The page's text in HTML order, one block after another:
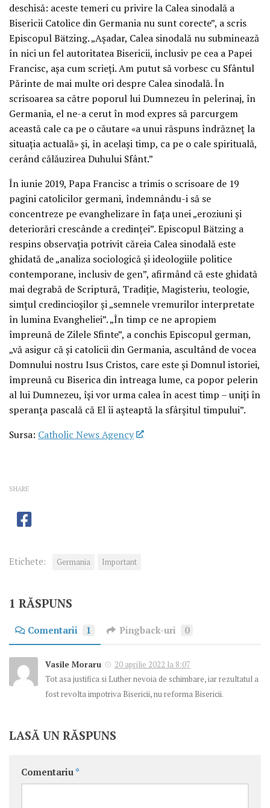
deschisă: aceste temeri cu privire la Calea sinodală a
Bisericii Catolice din Germania nu sunt corecte”, a scris
Episcopul Bätzing. „Așadar, Calea sinodală nu subminează
în nici un fel autoritatea Bisericii, inclusiv pe cea a Papei
Francisc, așa cum scrieți. Am putut să vorbesc cu Sfântul
Părinte de mai multe ori despre Calea sinodală. În
scrisoarea sa către poporul lui Dumnezeu în pelerinaj, în
Germania, el ne-a cerut în mod expres să parcurgem
această cale ca pe o căutare «a unui răspuns îndrăzneț la
situația actuală» și, în același timp, ca pe o cale spirituală,
cerând călăuzirea Duhului Sfânt.”
În iunie 2019, Papa Francisc a trimis o scrisoare de 19
pagini catolicilor germani, îndemnându-i să se
concentreze pe evanghelizare în fața unei „eroziuni și
deteriorări crescânde a credinței”. Episcopul Bätzing a
respins observația potrivit căreia Calea sinodală este
ghidată de „analiza sociologică și ideologiile politice
contemporane, inclusiv de gen”, afirmând că este ghidată
mai degrabă de Scriptură, Tradiție, Magisteriu, teologie,
simțul credincioșilor și „semnele vremurilor interpretate
în lumina Evangheliei”. „În timp ce ne apropiem
împreună de Zilele Sfinte”, a conchis Episcopul german,
„vă asigur că și catolicii din Germania, ascultând de vocea
Domnului nostru Isus Cristos, care este și Domnul istoriei,
împreună cu Biserica din întreaga lume, ca popor pelerin
al lui Dumnezeu, își vor urma calea în acest timp – uniți în
speranța pascală că El îi așteaptă la sfârșitul timpului”.
Sursa: Catholic News Agency
SHARE
Etichete: Germania Important
1 RĂSPUNS
Comentarii 1 Pingback-uri 0
Vasile Moraru
20 aprilie 2022 la 8:07
Tot asa justifica si Luther nevoia de schimbare, iar rezultatul a
fost revolta impotriva Bisericii, nu reforma Bisericii.
LASĂ UN RĂSPUNS
Comentariu *